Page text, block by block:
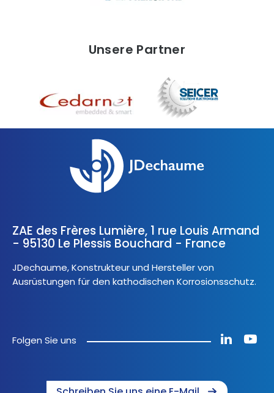
Unsere Partner
ZAE des Frères Lumière, 1 rue Louis Armand
- 95130 Le Plessis Bouchard - France
JDechaume, Konstrukteur und Hersteller von
Ausrüstungen für den kathodischen Korrosionsschutz.
Folgen Sie uns